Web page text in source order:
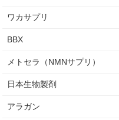
ワカサプリ
BBX
メトセラ（NMNサプリ）
日本生物製剤
アラガン